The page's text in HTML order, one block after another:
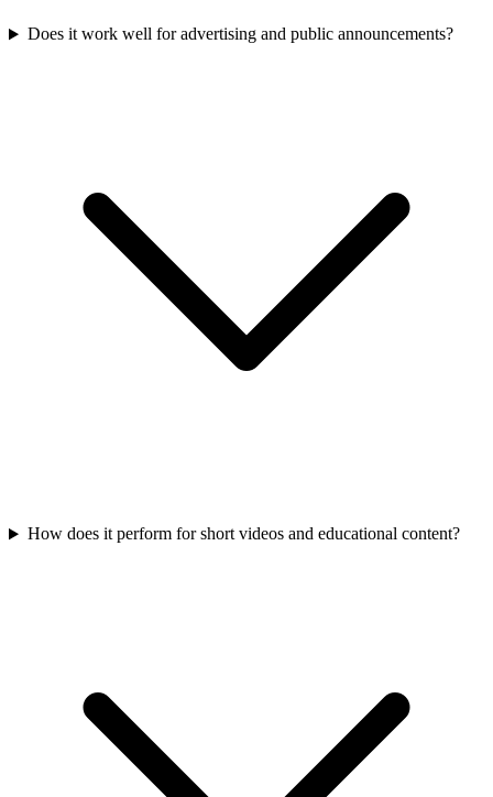
Does it work well for advertising and public announcements?
How does it perform for short videos and educational content?